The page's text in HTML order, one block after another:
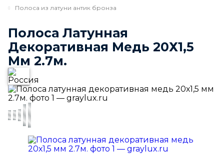
Полоса из латуни антик бронза
Полоса Латунная
Декоративная Медь 20Х1,5
Мм 2.7м.